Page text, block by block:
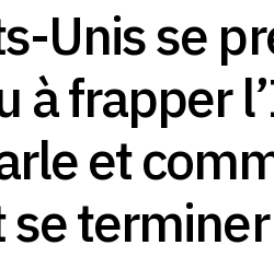
Unis se
à frapper
et
se terminer